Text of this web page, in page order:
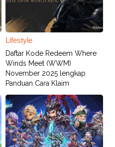
Lifestyle
Daftar Kode Redeem Where
Winds Meet (WWM)
November 2025 lengkap
Panduan Cara Klaim